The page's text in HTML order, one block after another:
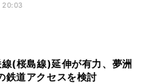
20:03
(桜島線)延伸が有力、夢洲
鉄道アクセスを検討